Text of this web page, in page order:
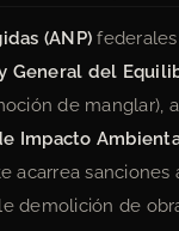
(ANP)
General del
de manglar),
Impacto
acarrea
demolición de